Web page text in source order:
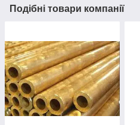
Подібні товари компанії